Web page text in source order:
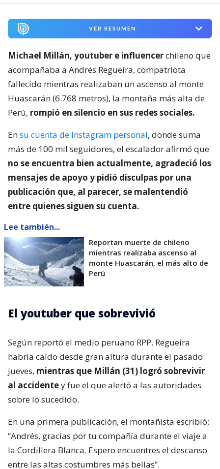
VER RESUMEN
Michael Millán, youtuber e influencerchileno que
acompañaba a Andrés Regueira, compatriota
fallecido mientras realizaban un ascenso al monte
Huascarán (6.768 metros), la montaña más alta de
Perú, rompió en silencio en sus redes sociales.
Ensu cuenta de Instagram personal, donde suma
más de 100 mil seguidores, el escalador afirmó que
no se encuentra bien actualmente, agradeció los
mensajes de apoyo y pidió disculpas por una
publicación que, al parecer, se malentendió
entre quienes siguen su cuenta.
Lee también...
Reportan muerte de chileno
mientras realizaba ascenso al
monte Huascarán, el más alto de
Perú
El youtuber que sobrevivió
Según reportó el medio peruano RPP, Regueira
habría caído desde gran altura durante el pasado
jueves, mientras que Millán (31) logró sobrevivir
al accidentey fue el que alertó a las autoridades
sobre lo sucedido.
En una primera publicación, el montañista escribió:
“Andrés, gracias por tu compañía durante el viaje a
la Cordillera Blanca. Espero encuentres el descanso
entre las altas costumbres más bellas”.